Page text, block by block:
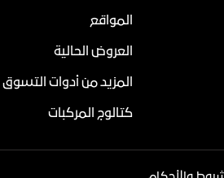
المواقع
العروض الحالية
المزيد من أدوات التسوق
كتالوج المركبات